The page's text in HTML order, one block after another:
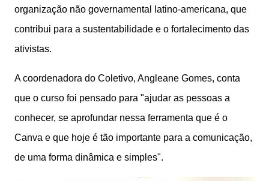
organização não governamental latino-americana, que
contribui para a sustentabilidade e o fortalecimento das
ativistas.
A coordenadora do Coletivo, Angleane Gomes, conta
que o curso foi pensado para "ajudar as pessoas a
conhecer, se aprofundar nessa ferramenta que é o
Canva e que hoje é tão importante para a comunicação,
de uma forma dinâmica e simples".